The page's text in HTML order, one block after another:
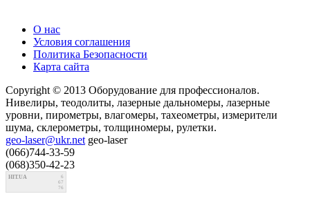
О нас
Условия соглашения
Политика Безопасности
Карта сайта
Copyright © 2013 Оборудование для профессионалов.
Нивелиры, теодолиты, лазерные дальномеры, лазерные
уровни, пирометры, влагомеры, тахеометры, измерители
шума, склерометры, толщиномеры, рулетки.
geo-laser@ukr.net geo-laser
(066)744-33-59
(068)350-42-23
HIT.UA
6
67
76